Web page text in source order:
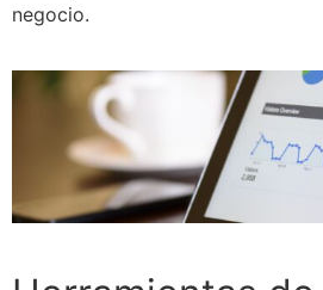
negocio.